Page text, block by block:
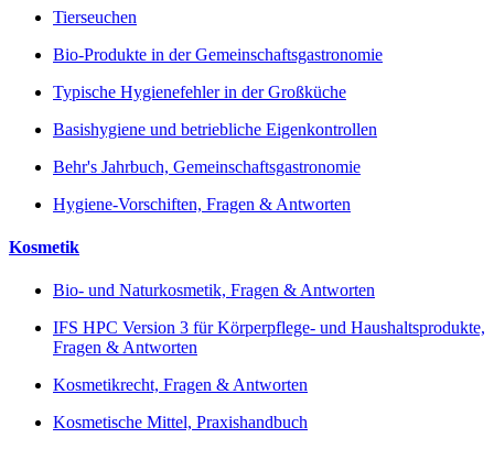
Tierseuchen
Bio-Produkte in der Gemeinschaftsgastronomie
Typische Hygienefehler in der Großküche
Basishygiene und betriebliche Eigenkontrollen
Behr's Jahrbuch, Gemeinschaftsgastronomie
Hygiene-Vorschiften, Fragen & Antworten
Kosmetik
Bio- und Naturkosmetik, Fragen & Antworten
IFS HPC Version 3 für Körperpflege- und Haushaltsprodukte,
Fragen & Antworten
Kosmetikrecht, Fragen & Antworten
Kosmetische Mittel, Praxishandbuch